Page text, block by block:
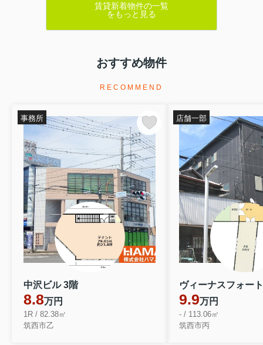
賃貸新着物件の一覧
をもっと見る
おすすめ物件
RECOMMEND
中沢ビル 3階
8.8万円
1R / 82.38㎡
筑西市乙
事務所
ヴィーナスフォー
9.9万円
- / 113.06㎡
筑西市丙
店舗一部